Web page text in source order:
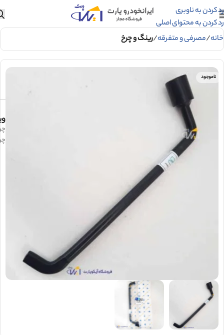
رد کردن به ناوبری
رد کردن به محتوای اصلی
خانه مصرفی و متفرقه رینگ و چرخ
ناموجود
آچار چرخ